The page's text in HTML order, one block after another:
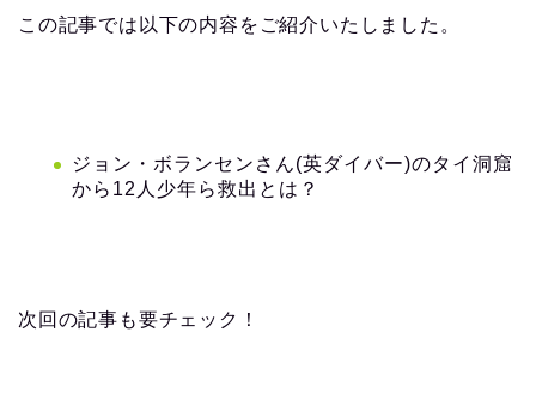
この記事では以下の内容をご紹介いたしました。
ジョン・ボランセンさん(英ダイバー)のタイ洞窟
から12人少年ら救出とは？
次回の記事も要チェック！